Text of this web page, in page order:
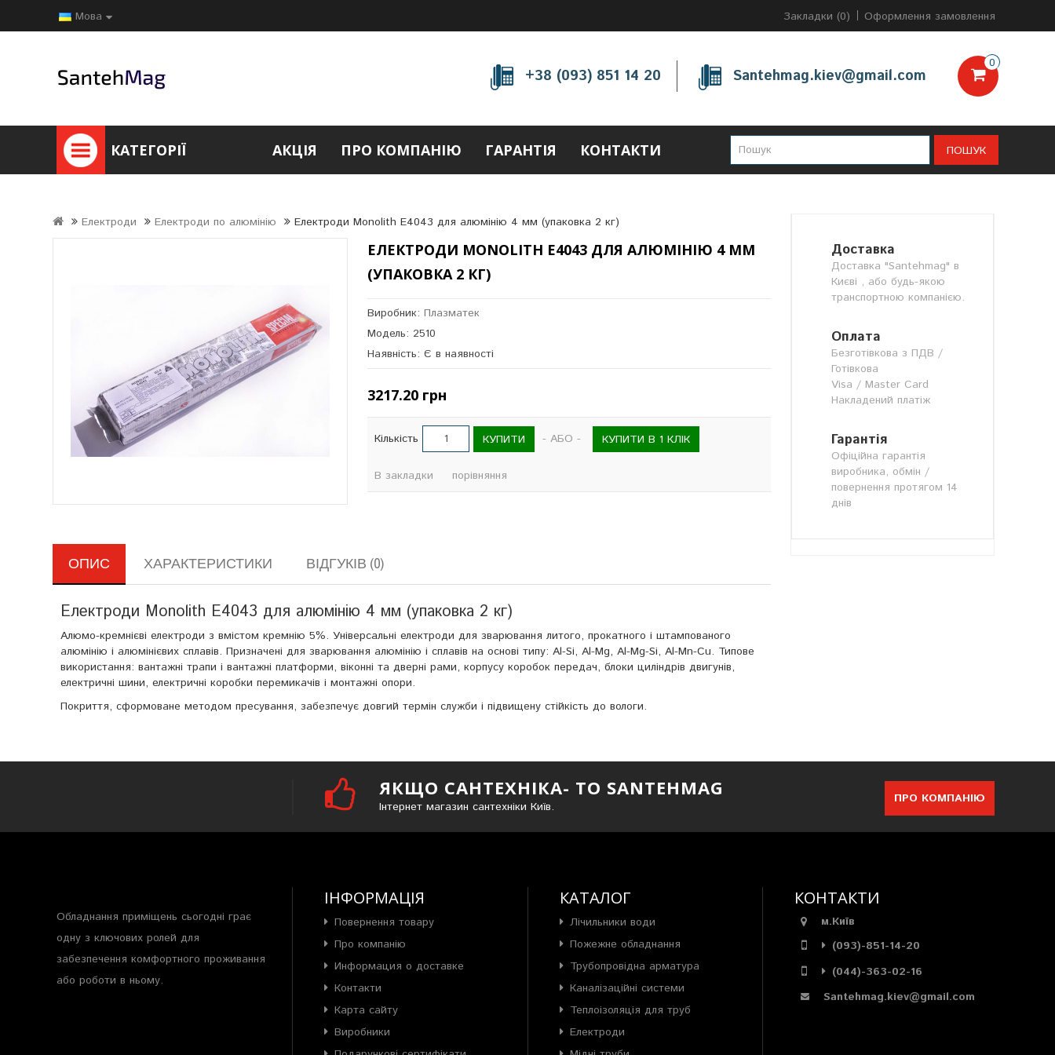
Мова Закладки (0) Оформлення замовлення
+38 (093) 851 14 20 Santehmag.kiev@gmail.com
0
ПОШУК
КАТЕГОРІЇ АКЦІЯ ПРО КОМПАНІЮ ГАРАНТІЯ КОНТАКТИ
Електроди Електроди по алюмінію Електроди Monolith E4043 для алюмінію 4 мм (упаковка 2 кг)
ЕЛЕКТРОДИ MONOLITH E4043 ДЛЯ АЛЮМІНІЮ 4 ММ
(УПАКОВКА 2 КГ)
Виробник:Плазматек
Модель: 2510
Наявність: Є в наявності
3217.20 грн
Кількість КУПИТИ - АБО - КУПИТИ В 1 КЛІК
В закладки порівняння
ОПИС ХАРАКТЕРИСТИКИ ВІДГУКІВ (0)
Електроди Monolith E4043 для алюмінію 4 мм (упаковка 2 кг)
Алюмо-кремнієві електроди з вмістом кремнію 5%. Універсальні електроди для зварювання литого, прокатного і штампованого
алюмінію і алюмінієвих сплавів. Призначені для зварювання алюмінію і сплавів на основі типу: Al-Si, Al-Mg, Al-Mg-Si, Al-Mn-Cu. Типове
використання: вантажні трапи і вантажні платформи, віконні та дверні рами, корпусу коробок передач, блоки циліндрів двигунів,
електричні шини, електричні коробки перемикачів і монтажні опори.
Покриття, сформоване методом пресування, забезпечує довгий термін служби і підвищену стійкість до вологи.
Доставка
Доставка "Santehmag" в
Києві , або будь-якою
транспортною компанією.
Оплата
Безготівкова з ПДВ /
Готівкова
Visa / Master Card
Накладений платіж
Гарантія
Офіційна гарантія
виробника, обмін /
повернення протягом 14
днів
ЯКЩО САНТЕХНІКА- ТО SANTEHMAG
Інтернет магазин сантехніки Київ.
ПРО КОМПАНІЮ
Обладнання приміщень сьогодні грає
одну з ключових ролей для
забезпечення комфортного проживання
або роботи в ньому.
ІНФОРМАЦІЯ
Повернення товару
Про компанію
Информация о доставке
Контакти
Карта сайту
Виробники
КАТАЛОГ
Лічильники води
Пожежне обладнання
Трубопровідна арматура
Каналізаційні системи
Теплоізоляція для труб
Електроди
КОНТАКТИ
м.Київ
(093)-851-14-20
(044)-363-02-16
Santehmag.kiev@gmail.com